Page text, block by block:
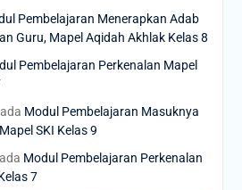
Pembelajaran Menerapkan Adab
Guru, Mapel Aqidah Akhlak Kelas 8
Pembelajaran Perkenalan Mapel
Modul Pembelajaran Masuknya
SKI Kelas 9
Modul Pembelajaran Perkenalan
7